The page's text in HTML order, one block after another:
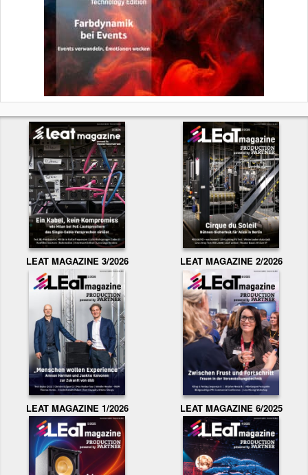
LEAT MAGAZINE 3/2026 LEAT MAGAZINE 2/2026
LEAT MAGAZINE 1/2026 LEAT MAGAZINE 6/2025